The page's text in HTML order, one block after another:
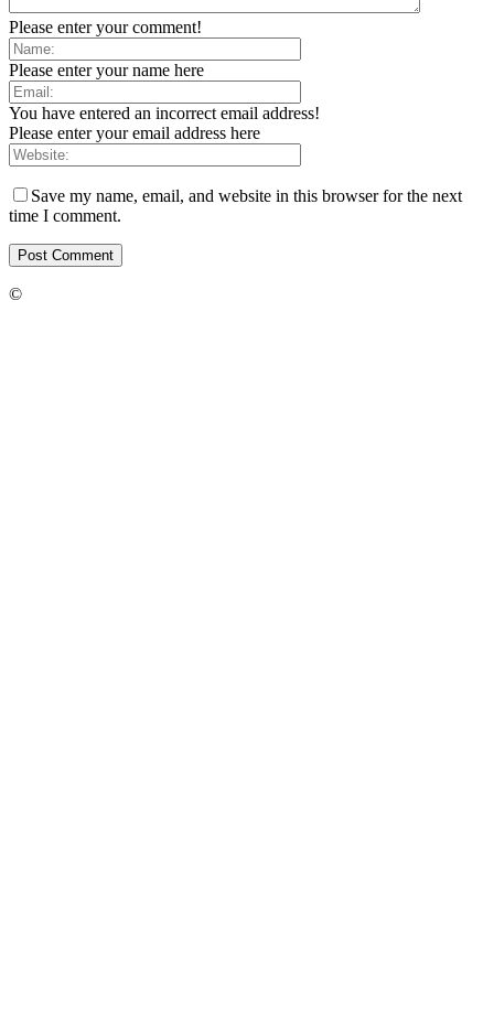
Please enter your comment!
Please enter your name here
You have entered an incorrect email address!
Please enter your email address here
Save my name, email, and website in this browser for the next
time I comment.
©